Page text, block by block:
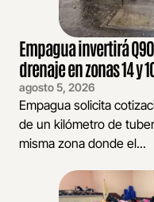
Empagua invertirá
drenaje en zonas 14 y
agosto 5, 2026
Empagua solicita
de un kilómetro de
misma zona donde el...